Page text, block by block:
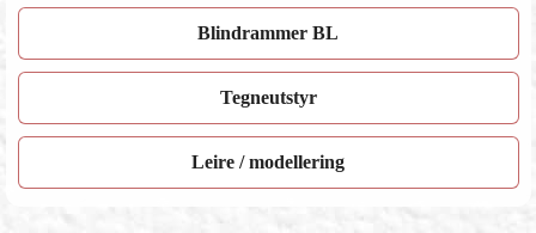
Blindrammer BL
Tegneutstyr
Leire / modellering